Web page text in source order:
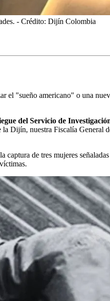
- Crédito: Dijín Colombia
el "sueño americano" o una
del Servicio de
Dijín, nuestra Fiscalía
de tres mujeres